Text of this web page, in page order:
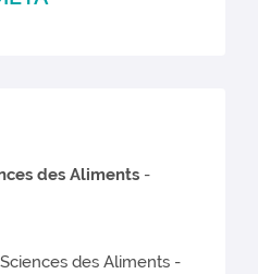
des Aliments -
des Aliments -